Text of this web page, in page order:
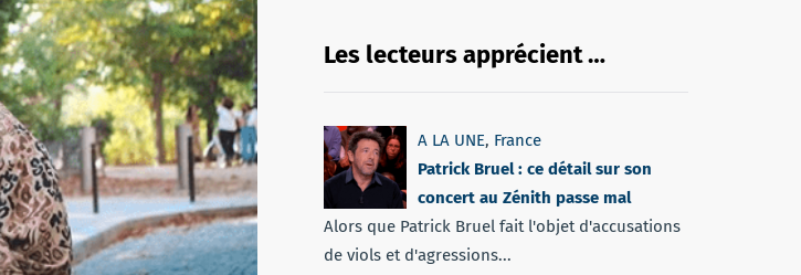
Les lecteurs apprécient …
A LA UNE, France
Patrick Bruel : ce détail sur son
concert au Zénith passe mal
Alors que Patrick Bruel fait l'objet d'accusations
de viols et d'agressions...